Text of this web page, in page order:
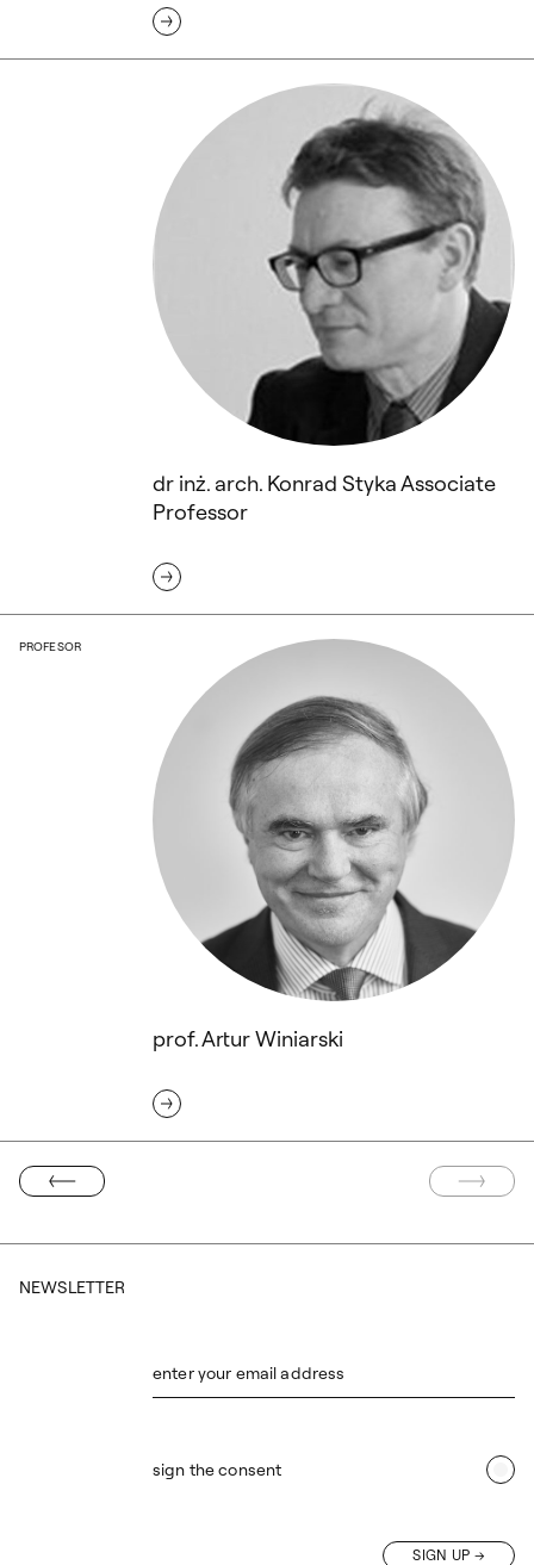
dr inż. arch. Konrad Styka Associate
dr inż. arch. Konrad Styka Associate
Professor
prof. Artur Winiarski
PROFESOR
prof. Artur Winiarski
STRONA
NEWSLETTER
enter your email address
sign the consent
SIGN UP